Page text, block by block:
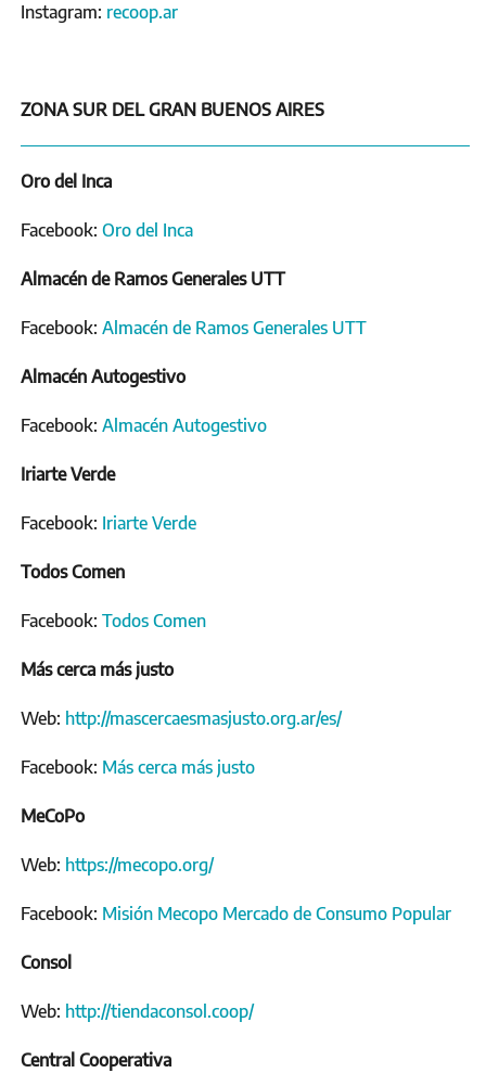
Instagram: recoop.ar
ZONA SUR DEL GRAN BUENOS AIRES
Oro del Inca
Facebook: Oro del Inca
Almacén de Ramos Generales UTT
Facebook: Almacén de Ramos Generales UTT
Almacén Autogestivo
Facebook: Almacén Autogestivo
Iriarte Verde
Facebook: Iriarte Verde
Todos Comen
Facebook: Todos Comen
Más cerca más justo
Web: http://mascercaesmasjusto.org.ar/es/
Facebook: Más cerca más justo
MeCoPo
Web: https://mecopo.org/
Facebook: Misión Mecopo Mercado de Consumo Popular
Consol
Web: http://tiendaconsol.coop/
Central Cooperativa